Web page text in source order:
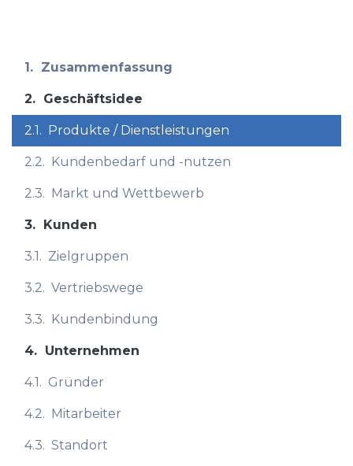
1. Zusammenfassung
2. Geschäftsidee
2.1. Produkte / Dienstleistungen
2.2. Kundenbedarf und -nutzen
2.3. Markt und Wettbewerb
3. Kunden
3.1. Zielgruppen
3.2. Vertriebswege
3.3. Kundenbindung
4. Unternehmen
4.1. Gründer
4.2. Mitarbeiter
4.3. Standort